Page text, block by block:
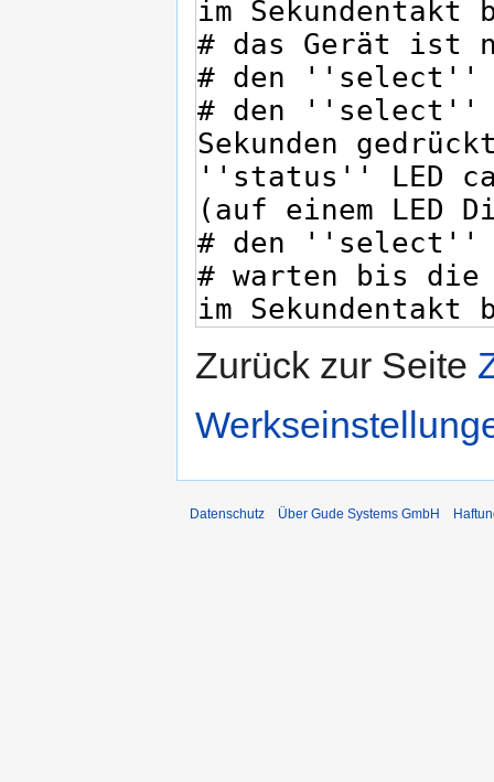
Zurück zur Seite
Datenschutz Über Gude Systems GmbH